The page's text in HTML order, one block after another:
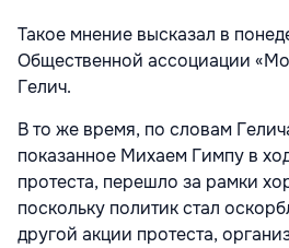
Такое мнение высказал в
Общественной ассоциации
Гелич.
В то же время, по словам
показанное Михаем Гимпу в
протеста, перешло за рамки
поскольку политик стал
другой акции протеста,